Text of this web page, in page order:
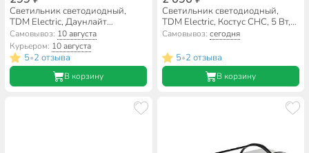
Светильник светодиодный,
TDM Electric, Даунлайт
народный СВО, 6 Вт, 3000 К,
360 Лм, IP20, 11.8х11.8х2.1 см,
ультратонкий, белый, SQ0329-
0094
Самовывоз: 10 августа
Курьером: 10 августа
5•2 отзыва
В корзину
Светильник светодиодный,
TDM Electric, Костус СНС, 5 Вт,
3000 К, 240 Лм, IP44, 11х8.5х8
комнаты, черный, хром,
SQ0358-0228
Самовывоз: сегодня
5•2 отзыва
В корзину